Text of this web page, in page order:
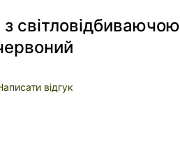
світловідбиваючою
відгук